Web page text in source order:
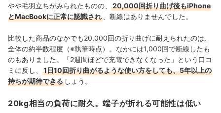
やや毛羽立ちがみられたものの、
20,000回折り曲げ後もiPhone
とMacBookに正常に認識され
、断線はありませんでした。
比較した商品のなかでも20,000回の折り曲げに耐えられたのは、
全体の約半数程度（※執筆時点）。なかには1,000回で断線したも
のもありました。「2週間ほどで充電できなくなった」という口コ
ミに反し、
1日10回折り曲がるような使い方をしても、5年以上の
持ちが期待できる しょう。
20kg相当の負荷に耐久。端子が折れる可能性は低い